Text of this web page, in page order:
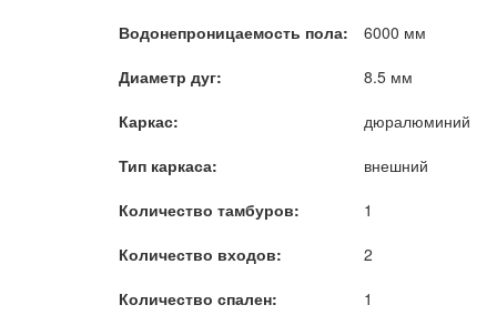
Водонепроницаемость пола:
6000 мм
Диаметр дуг:
8.5 мм
Каркас:
дюралюминий
Тип каркаса:
внешний
Количество тамбуров:
1
Количество входов:
2
Количество спален:
1